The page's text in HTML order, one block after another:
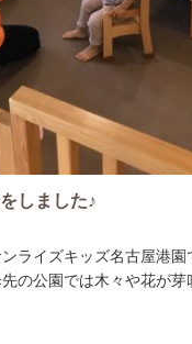
しました♪
ライズキッズ名古屋港園
の公園では木々や花が芽